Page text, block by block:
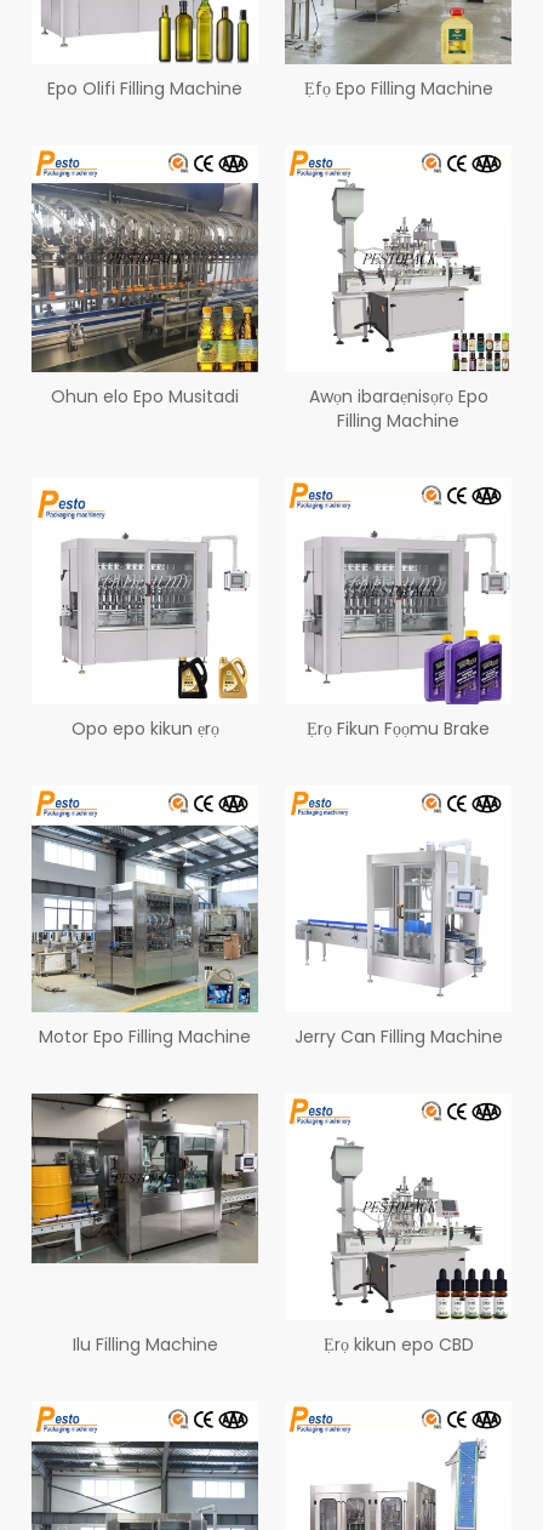
Epo Olifi Filling Machine Ẹfọ Epo Filling Machine
Ohun elo Epo Musitadi
Awọn ibaraẹnisọrọ Epo
Filling Machine
Opo epo kikun ẹrọ Ẹrọ Fikun Fọọmu Brake
Motor Epo Filling Machine Jerry Can Filling Machine
Ilu Filling Machine Ẹrọ kikun epo CBD